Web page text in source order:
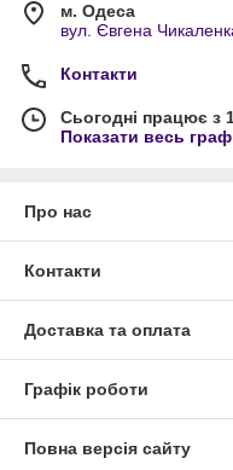
м. Одеса
вул. Євгена
Контакти
Сьогодні працює з
Показати весь
Про нас
Контакти
Доставка та оплата
Графік роботи
Повна версія сайту